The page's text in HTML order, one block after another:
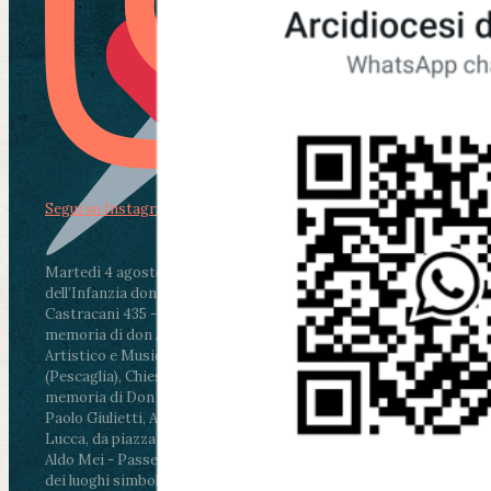
Martedì 4 agosto2026
ore 11:30 - Lucca, Scuola
dell’Infanzia don Aldo Mei - Viale Castruccio
Castracani 435 - Inaugurazione murales in
memoria di don Aldo Mei curato dal Liceo
Artistico e Musicale “Passaglia”
ore 18 - Fiano
(Pescaglia), Chiesa parrocchiale - Messa in
memoria di Don Aldo Mei celebrata da mons.
Paolo Giulietti, Arcivescovo di Lucca
ore 20.30 -
Lucca, da piazza San Michele al Cippo di don
Aldo Mei - Passeggiata della Memoria in alcuni
dei luoghi simbolo della città. Ritrovo alle ore
Segui su Instagram